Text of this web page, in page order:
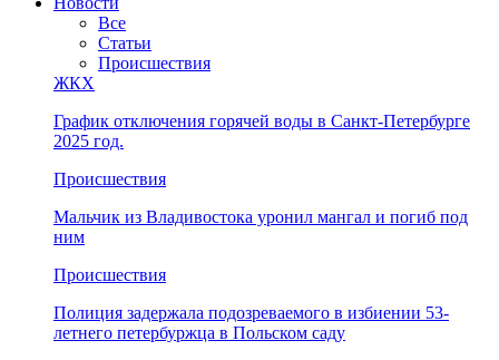
Все
Статьи
Происшествия
ЖКХ
График отключения горячей воды в Санкт-Петербурге
2025 год.
Происшествия
Мальчик из Владивостока уронил мангал и погиб под
ним
Происшествия
Полиция задержала подозреваемого в избиении 53-
летнего петербуржца в Польском саду